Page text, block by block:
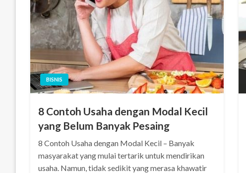
BISNIS
8 Contoh Usaha dengan Modal Kecil
yang Belum Banyak Pesaing
8 Contoh Usaha dengan Modal Kecil – Banyak
masyarakat yang mulai tertarik untuk mendirikan
usaha. Namun, tidak sedikit yang merasa khawatir